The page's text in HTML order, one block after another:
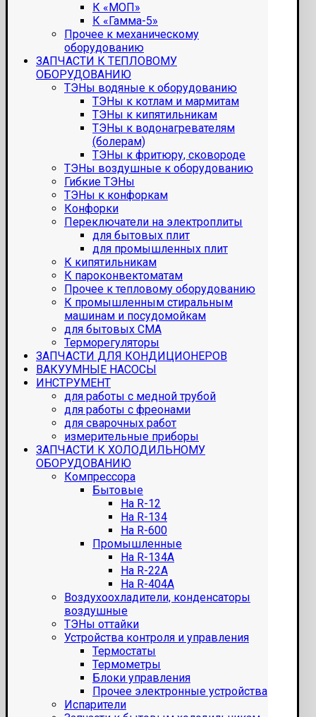
К «МОП»
К «Гамма-5»
Прочее к механическому
оборудованию
ЗАПЧАСТИ К ТЕПЛОВОМУ
ОБОРУДОВАНИЮ
ТЭНы водяные к оборудованию
ТЭНы к котлам и мармитам
ТЭНы к кипятильникам
ТЭНы к водонагревателям
(болерам)
ТЭНы к фритюру, сковороде
ТЭНы воздушные к оборудованию
Гибкие ТЭНы
ТЭНы к конфоркам
Конфорки
Переключатели на электроплиты
для бытовых плит
для промышленных плит
К кипятильникам
К пароконвектоматам
Прочее к тепловому оборудованию
К промышленным стиральным
машинам и посудомойкам
для бытовых СМА
Терморегуляторы
ЗАПЧАСТИ ДЛЯ КОНДИЦИОНЕРОВ
ВАКУУМНЫЕ НАСОСЫ
ИНСТРУМЕНТ
для работы с медной трубой
для работы с фреонами
для сварочных работ
измерительные приборы
ЗАПЧАСТИ К ХОЛОДИЛЬНОМУ
ОБОРУДОВАНИЮ
Компрессора
Бытовые
На R-12
На R-134
На R-600
Промышленные
На R-134A
На R-22A
На R-404A
Воздухоохладители, конденсаторы
воздушные
ТЭНы оттайки
Устройства контроля и управления
Термостаты
Термометры
Блоки управления
Прочее электронные устройства
Испарители